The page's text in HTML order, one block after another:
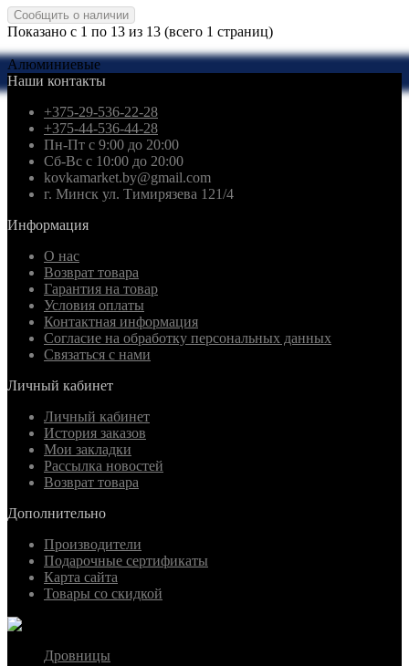
Сообщить о наличии
Показано с 1 по 13 из 13 (всего 1 страниц)
Алюминиевые
Наши контакты
+375-29-536-22-28
+375-44-536-44-28
Пн-Пт с 9:00 до 20:00
Сб-Вс с 10:00 до 20:00
kovkamarket.by@gmail.com
г. Минск ул. Тимирязева 121/4
Информация
О нас
Возврат товара
Гарантия на товар
Условия оплаты
Контактная информация
Согласие на обработку персональных данных
Связаться с нами
Личный кабинет
Личный кабинет
История заказов
Мои закладки
Рассылка новостей
Возврат товара
Дополнительно
Производители
Подарочные сертификаты
Карта сайта
Товары со скидкой
Дровницы